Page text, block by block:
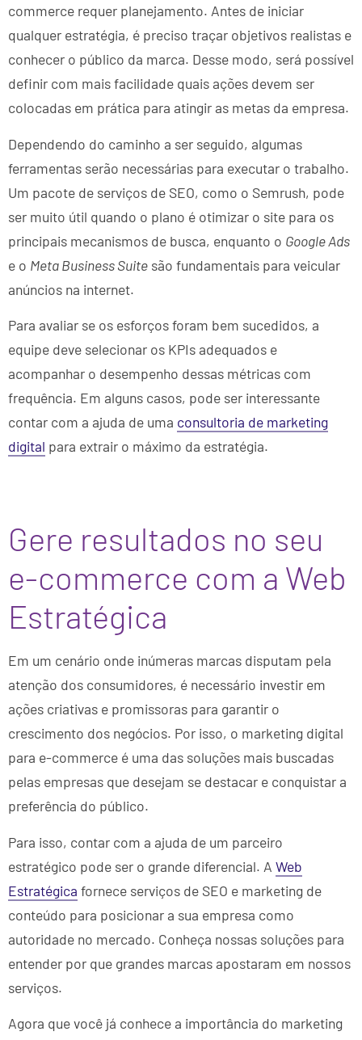
commerce requer planejamento. Antes de iniciar
qualquer estratégia, é preciso traçar objetivos realistas e
conhecer o público da marca. Desse modo, será possível
definir com mais facilidade quais ações devem ser
colocadas em prática para atingir as metas da empresa.
Dependendo do caminho a ser seguido, algumas
ferramentas serão necessárias para executar o trabalho.
Um pacote de serviços de SEO, como o Semrush, pode
ser muito útil quando o plano é otimizar o site para os
principais mecanismos de busca, enquanto o Google Ads
e o Meta Business Suite são fundamentais para veicular
anúncios na internet.
Para avaliar se os esforços foram bem sucedidos, a
equipe deve selecionar os KPIs adequados e
acompanhar o desempenho dessas métricas com
frequência. Em alguns casos, pode ser interessante
contar com a ajuda de uma consultoria de marketing
digital para extrair o máximo da estratégia.
Gere resultados no seu
e-commerce com a Web
Estratégica
Em um cenário onde inúmeras marcas disputam pela
atenção dos consumidores, é necessário investir em
ações criativas e promissoras para garantir o
crescimento dos negócios. Por isso, o marketing digital
para e-commerce é uma das soluções mais buscadas
pelas empresas que desejam se destacar e conquistar a
preferência do público.
Para isso, contar com a ajuda de um parceiro
estratégico pode ser o grande diferencial. A Web
Estratégica fornece serviços de SEO e marketing de
conteúdo para posicionar a sua empresa como
autoridade no mercado. Conheça nossas soluções para
entender por que grandes marcas apostaram em nossos
serviços.
Agora que você já conhece a importância do marketing